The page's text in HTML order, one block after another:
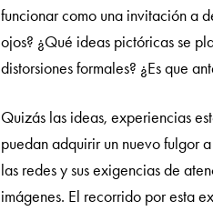
funcionar como una invitación a
ojos? ¿Qué ideas pictóricas se
distorsiones formales? ¿Es que
Quizás las ideas, experiencias
puedan adquirir un nuevo fulgor
las redes y sus exigencias de
imágenes. El recorrido por esta